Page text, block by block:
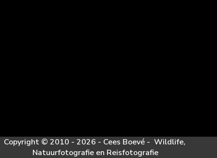
Copyright © 2010 - 2026 - Cees Boevé - Wildlife,
Natuurfotografie en Reisfotografie